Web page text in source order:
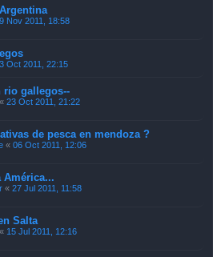
Nov 2011, 18:58
Oct 2011, 22:15
rio gallegos--
« 23 Oct 2011, 21:22
de pesca en mendoza ?
« 06 Oct 2011, 12:06
América...
« 27 Jul 2011, 11:58
Salta
« 15 Jul 2011, 12:16